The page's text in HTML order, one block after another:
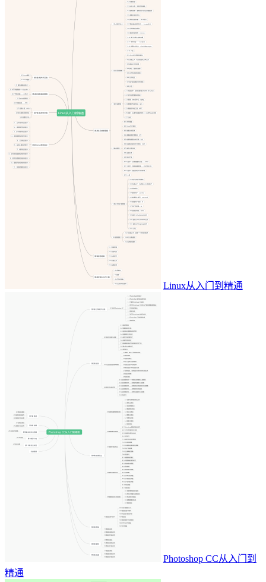
Linux从入门到精通
Photoshop CC从入门到
精通